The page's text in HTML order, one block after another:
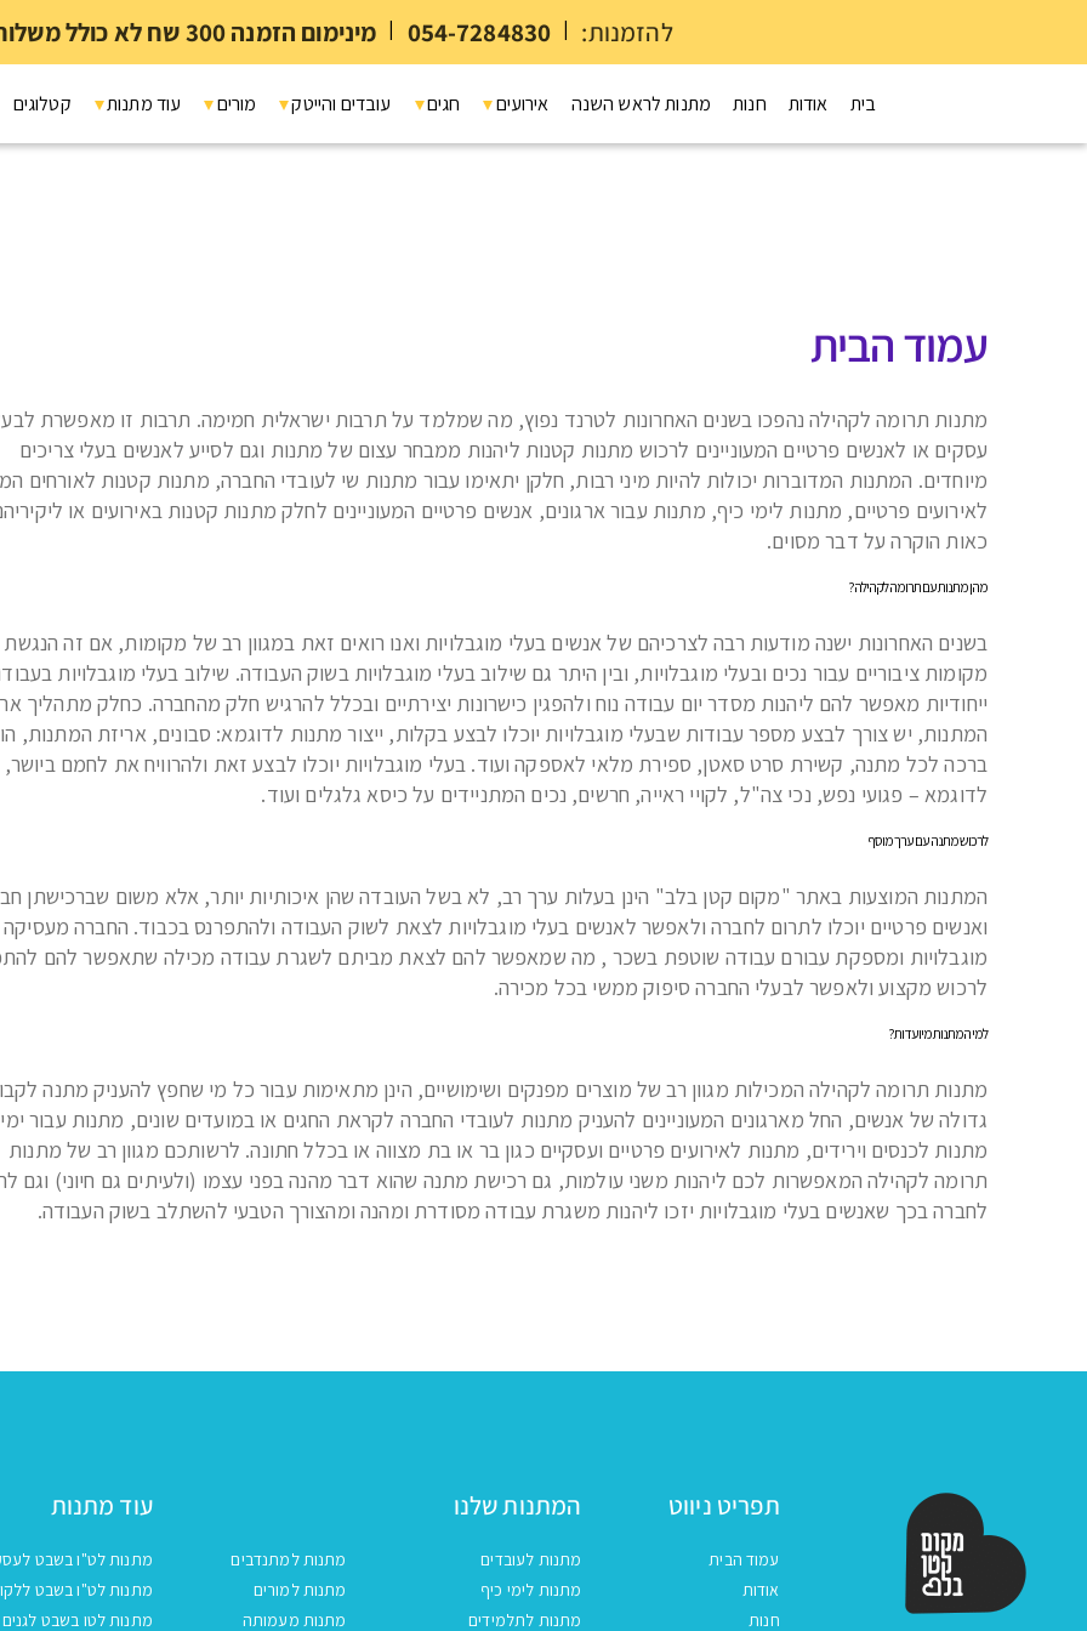
להזמנות: |
054-7284830
| מינימום הזמנה 300 שח לא כולל משלוח ומיתוג
בית אודות חנות מתנות לראש השנה אירועים חגים עובדים והייטק מורים עוד מתנות קטלוגים
עמוד הבית >עמוד הבית
עמוד הבית
מתנות תרומה לקהילה נהפכו בשנים האחרונות לטרנד נפוץ, מה שמלמד על תרבות ישראלית חמימה. תרבות זו מאפשרת
עסקים או לאנשים פרטיים המעוניינים לרכוש מתנות קטנות ליהנות ממבחר עצום של מתנות וגם לסייע לאנשים בעלי צריכים
מיוחדים. המתנות המדוברות יכולות להיות מיני רבות, חלקן יתאימו עבור מתנות שי לעובדי החברה, מתנות קטנות לאורחים
לאירועים פרטיים, מתנות לימי כיף, מתנות עבור ארגונים, אנשים פרטיים המעוניינים לחלק מתנות קטנות באירועים או
כאות הוקרה על דבר מסוים.
מהן מתנות עם תרומה לקהילה?
בשנים האחרונות ישנה מודעות רבה לצרכיהם של אנשים בעלי מוגבלויות ואנו רואים זאת במגוון רב של מקומות, אם זה הנגשת
מקומות ציבוריים עבור נכים ובעלי מוגבלויות, ובין היתר גם שילוב בעלי מוגבלויות בשוק העבודה. שילוב בעלי מוגבלויות
ייחודיות מאפשר להם ליהנות מסדר יום עבודה נוח ולהפגין כישרונות יצירתיים ובכלל להרגיש חלק מהחברה. כחלק מתהליך
המתנות, יש צורך לבצע מספר עבודות שבעלי מוגבלויות יוכלו לבצע בקלות, ייצור מתנות לדוגמא: סבונים, אריזת המתנות,
ברכה לכל מתנה, קשירת סרט סאטן, ספירת מלאי לאספקה ועוד. בעלי מוגבלויות יוכלו לבצע זאת ולהרוויח את לחמם ביושר,
לדוגמא – פגועי נפש, נכי צה"ל, לקויי ראייה, חרשים, נכים המתניידים על כיסא גלגלים ועוד.
לרכוש מתנה עם ערך מוסף
המתנות המוצעות באתר "מקום קטן בלב" הינן בעלות ערך רב, לא בשל העובדה שהן איכותיות יותר, אלא משום שברכישתן
ואנשים פרטיים יוכלו לתרום לחברה ולאפשר לאנשים בעלי מוגבלויות לצאת לשוק העבודה ולהתפרנס בכבוד. החברה
מוגבלויות ומספקת עבורם עבודה שוטפת בשכר , מה שמאפשר להם לצאת מביתם לשגרת עבודה מכילה שתאפשר להם
לרכוש מקצוע ולאפשר לבעלי החברה סיפוק ממשי בכל מכירה.
למי המתנות מיועדות?
מתנות תרומה לקהילה המכילות מגוון רב של מוצרים מפנקים ושימושיים, הינן מתאימות עבור כל מי שחפץ להעניק מתנה
גדולה של אנשים, החל מארגונים המעוניינים להעניק מתנות לעובדי החברה לקראת החגים או במועדים שונים, מתנות עבור
מתנות לכנסים וירידים, מתנות לאירועים פרטיים ועסקיים כגון בר או בת מצווה או בכלל חתונה. לרשותכם מגוון רב של מתנות
תרומה לקהילה המאפשרות לכם ליהנות משני עולמות, גם רכישת מתנה שהוא דבר מהנה בפני עצמו (ולעיתים גם חיוני) וגם
לחברה בכך שאנשים בעלי מוגבלויות יזכו ליהנות משגרת עבודה מסודרת ומהנה ומהצורך הטבעי להשתלב בשוק העבודה.
תפריט ניווט
עמוד הבית
אודות
חנות
המתנות שלנו
מתנות לעובדים
מתנות למתנדבים
מתנות לימי כיף
מתנות למורים
מתנות לתלמידים
מתנות מעמותה
עוד מתנות
מתנות לט"ו בשבט
מתנות לט"ו בשבט
מתנות לטו בשבט לגנים